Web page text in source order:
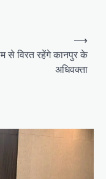
से विरत रहेंगे कानपुर के
अधिवक्ता
⟶